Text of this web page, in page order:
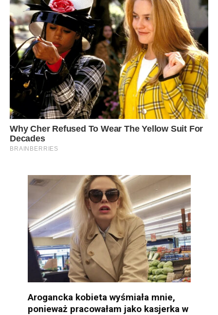
Arogancka kobieta wyśmiała mnie,
ponieważ pracowałam jako kasjerka w